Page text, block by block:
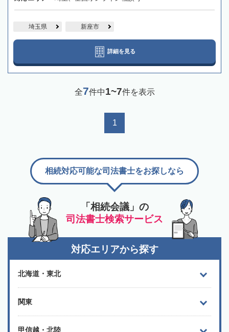
埼玉県 新座市
詳細を見る
全7件中1~7件を表示
1
「相続会議」の
司法書士検索サービス
相続対応可能な司法書士をお探しなら
対応エリアから探す
北海道・東北
関東
甲信越・北陸